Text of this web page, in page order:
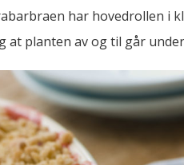
har hovedrollen i
at planten av og til går